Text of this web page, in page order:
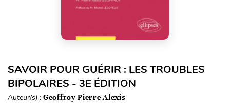
SAVOIR POUR GUÉRIR : LES TROUBLES
BIPOLAIRES - 3E ÉDITION
Auteur(s) : Geoffroy Pierre Alexis